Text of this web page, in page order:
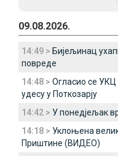
09.08.2026.
14:49 > Бијељинац
повреде
14:48 > Огласио се УКЦ
удесу у Поткозарју
14:42 > У понедјељак
14:18 > Уклоњена
Приштине (ВИДЕО)